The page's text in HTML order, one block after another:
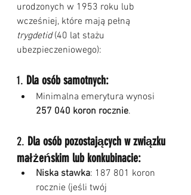
urodzonych w 1953 roku lub
wcześniej, które mają pełną
trygdetid (40 lat stażu
ubezpieczeniowego):
1. Dla osób samotnych:
Minimalna emerytura wynosi
257 040 koron rocznie.
2. Dla osób pozostających w związku
małżeńskim lub konkubinacie:
Niska stawka: 187 801 koron
rocznie (jeśli twój